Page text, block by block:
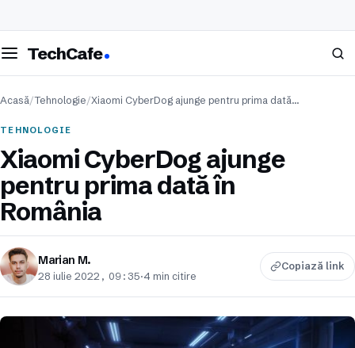
meniul
TechCafe Caută
Acasă/Tehnologie/Xiaomi CyberDog ajunge pentru prima dată…
TEHNOLOGIE
Xiaomi CyberDog ajunge
pentru prima dată în
România
Marian M.
28 iulie 2022, 09:35·4 min citire
Copiază link